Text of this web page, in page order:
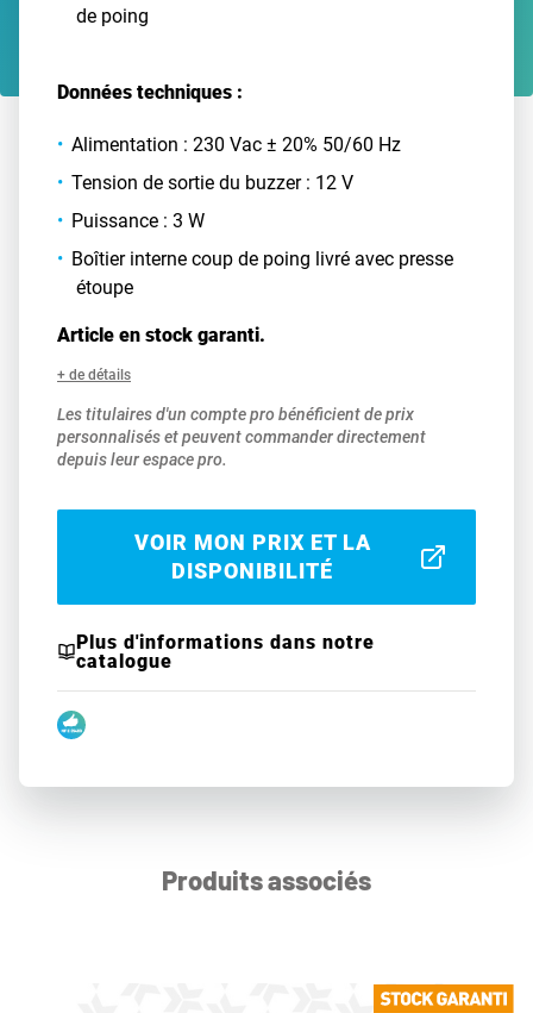
de poing
Données techniques :
Alimentation : 230 Vac ± 20% 50/60 Hz
Tension de sortie du buzzer : 12 V
Puissance : 3 W
Boîtier interne coup de poing livré avec presse
étoupe
Article en stock garanti.
+ de détails
Les titulaires d'un compte pro bénéficient de prix
personnalisés et peuvent commander directement
depuis leur espace pro.
VOIR MON PRIX ET LA
DISPONIBILITÉ
Plus d'informations dans notre
catalogue
Produits associés